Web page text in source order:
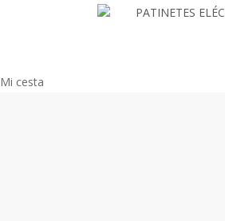
PATINETES
Mi cesta